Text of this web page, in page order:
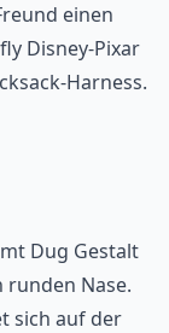
einen
Disney-Pixar
Harness.
Dug Gestalt
Nase.
sich auf der